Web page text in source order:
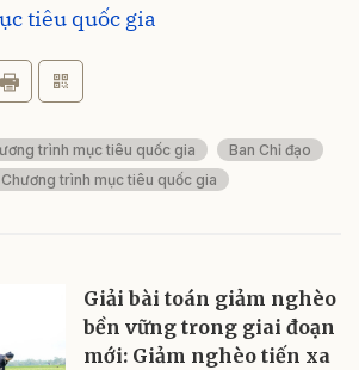
tiêu quốc gia
trình mục tiêu quốc gia
Ban Chỉ đạo
trình mục tiêu quốc gia
Giải bài toán giảm nghèo
bền vững trong giai đoạn
mới: Giảm nghèo tiến xa